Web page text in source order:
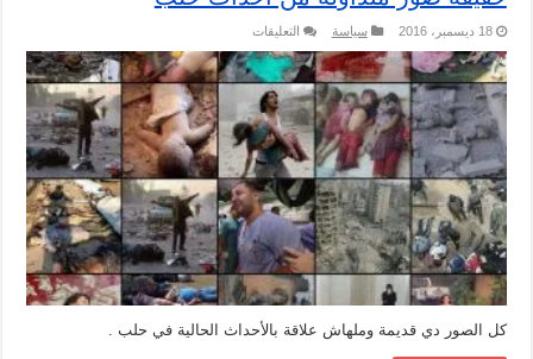
18 ديسمبر، 2016 سياسة التعليقات
صور
متداولة
أحداث
حلب
مغلقة
كل الصور دي قديمة وملهاش علاقة بالأحداث الحالية في حلب .